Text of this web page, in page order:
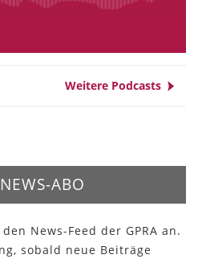
Weitere Podcasts
ABO
News-Feed der GPRA an.
sobald neue Beiträge